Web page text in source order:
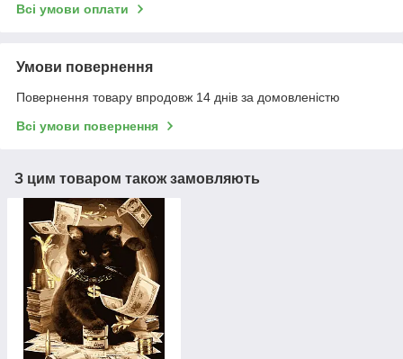
Всі умови оплати
Умови повернення
Повернення товару впродовж 14 днів за домовленістю
Всі умови повернення
З цим товаром також замовляють